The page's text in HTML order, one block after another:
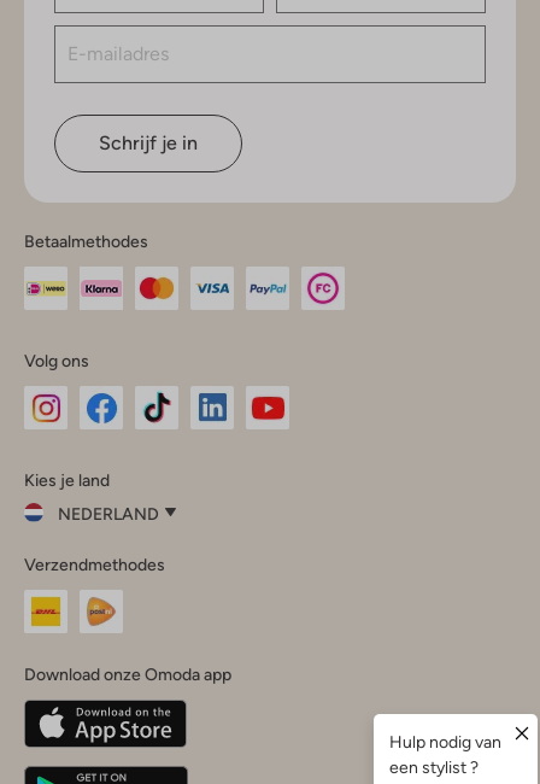
Schrijf je in
Betaalmethodes
Volg ons
InstagramFacebook
Kies je land
NEDERLAND
je
land
Nederland
Belgique(Français)
Deutschland
Verzendmethodes
Download onze Omoda app